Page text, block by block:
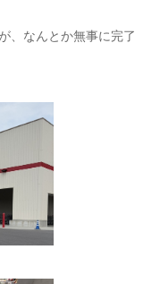
、なんとか無事に完了